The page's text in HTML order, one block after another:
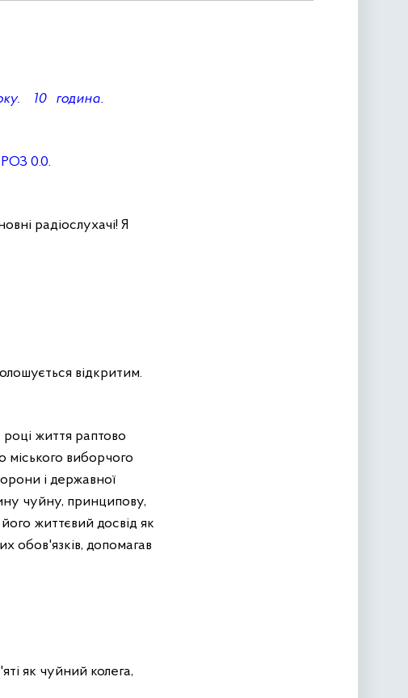
10 година.
0.0.
радіослухачі! Я
відкритим.
життя раптово
міського виборчого
і державної
чуйну, принципову,
життєвий досвід як
обов'язків, допомагав
як чуйний колега,